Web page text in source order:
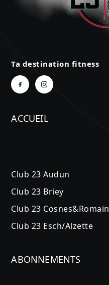
Ta destination fitness
ACCUEIL
Club 23 Audun
Club 23 Briey
Club 23 Cosnes&Romain
Club 23 Esch/Alzette
ABONNEMENTS